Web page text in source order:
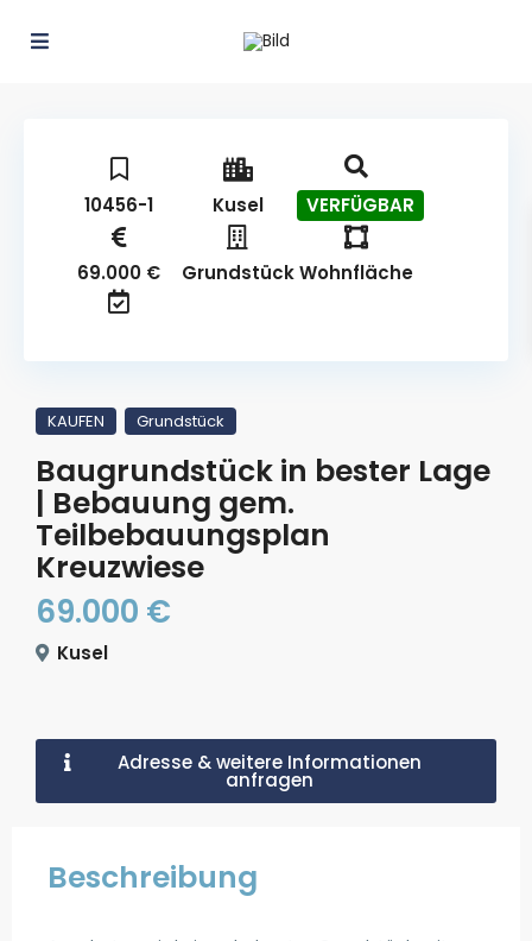
10456-1 Kusel VERFÜGBAR
69.000 € Grundstück Wohnfläche
KAUFEN Grundstück
Baugrundstück in bester Lage
| Bebauung gem.
Teilbebauungsplan
Kreuzwiese
69.000 €
Kusel
Adresse & weitere Informationen
anfragen
Beschreibung